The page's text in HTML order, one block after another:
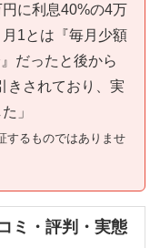
に利息40%の4万
1とは『毎月少額
だったと後から
きされており、実
」
するものではありませ
ミ・評判・実態